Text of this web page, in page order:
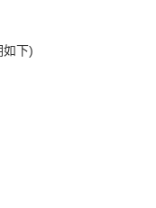
銀行
商業銀行
商業銀行
如下)